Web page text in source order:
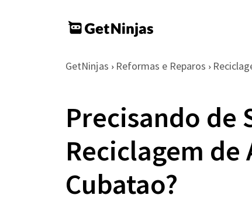
GetNinjas › Reformas e Reparos ›
Precisando de
Reciclagem
Cubatao?